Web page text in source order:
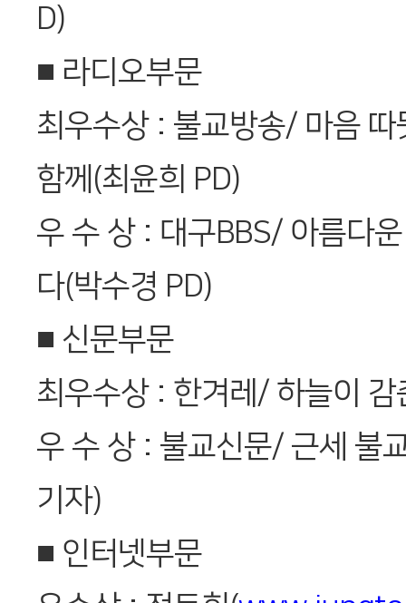
D)
■ 라디오부문
최우수상 : 불교방송/ 마음 따
함께(최윤희 PD)
우 수 상 : 대구BBS/ 아름다
다(박수경 PD)
■ 신문부문
최우수상 : 한겨레/ 하늘이 감
우 수 상 : 불교신문/ 근세 불
기자)
■ 인터넷부문